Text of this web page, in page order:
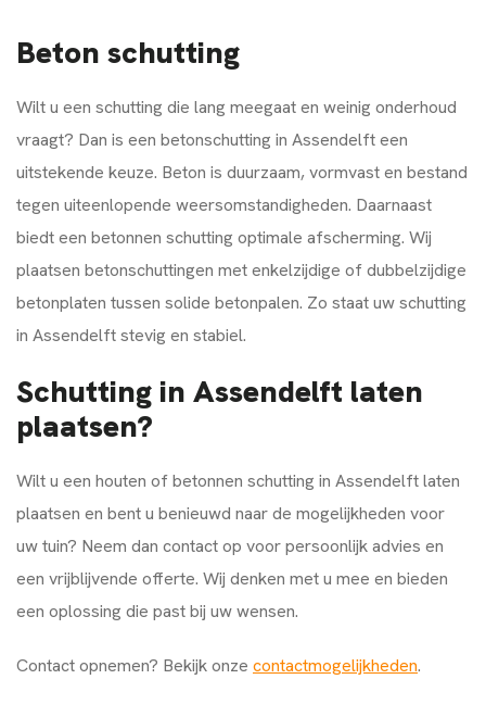
Beton schutting
Wilt u een schutting die lang meegaat en weinig onderhoud
vraagt? Dan is een betonschutting in Assendelft een
uitstekende keuze. Beton is duurzaam, vormvast en bestand
tegen uiteenlopende weersomstandigheden. Daarnaast
biedt een betonnen schutting optimale afscherming. Wij
plaatsen betonschuttingen met enkelzijdige of dubbelzijdige
betonplaten tussen solide betonpalen. Zo staat uw schutting
in Assendelft stevig en stabiel.
Schutting in Assendelft laten
plaatsen?
Wilt u een houten of betonnen schutting in Assendelft laten
plaatsen en bent u benieuwd naar de mogelijkheden voor
uw tuin? Neem dan contact op voor persoonlijk advies en
een vrijblijvende offerte. Wij denken met u mee en bieden
een oplossing die past bij uw wensen.
Contact opnemen? Bekijk onze contactmogelijkheden.